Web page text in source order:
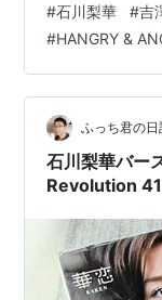
年7月
25日
当。
2001
3日
： 写真
2001
年10
月7日
：
テレ
ュー
6月
22日
： 写真
🎊…
【番組公式】
ら今夜の #ハロ
さ…
#石川梨華 #吉
#HANGRY &
ふっち君の日
石川梨華バー
Revolution